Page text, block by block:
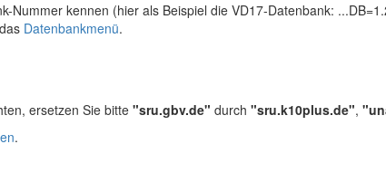
Nummer kennen (hier als Beispiel die VD17-Datenbank:
Datenbankmenü.
ersetzen Sie bitte "sru.gbv.de" durch "sru.k10plus.de",
.